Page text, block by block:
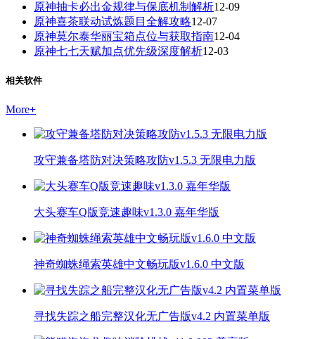
原神抽卡必出金规律与保底机制解析12-09
原神喜茶联动试炼题目全解攻略12-07
原神莫尔泰华丽宝箱点位与获取指南12-04
原神七七天赋加点优先级深度解析12-03
相关软件
More+
攻守兼备塔防对决策略攻防v1.5.3 无限电力版
大头赛车Q版竞速趣味v1.3.0 嘉年华版
神奇蜘蛛绳索英雄中文畅玩版v1.6.0 中文版
寻找失踪之船完整汉化无广告版v4.2 内置菜单版